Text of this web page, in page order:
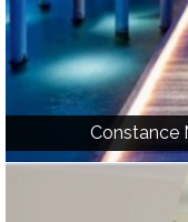
Constance